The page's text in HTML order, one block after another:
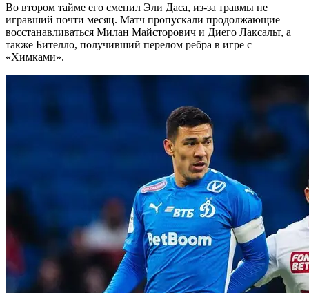
Во втором тайме его сменил Эли Даса, из-за травмы не
игравший почти месяц. Матч пропускали продолжающие
восстанавливаться Милан Майсторович и Диего Лаксальт, а
также Бителло, получивший перелом ребра в игре с
«Химками».